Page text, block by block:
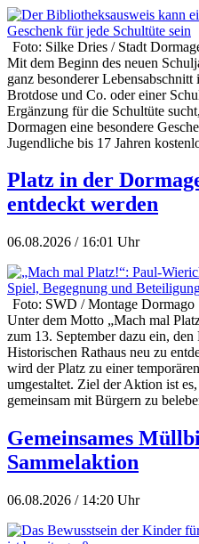
Foto: Silke Dries / Stadt
Mit dem Beginn des neuen
ganz besonderer
Brotdose und Co. oder einer
Ergänzung für die Schultüte
Dormagen eine besondere
Jugendliche bis 17 Jahren
Platz in der
entdeckt werden
06.08.2026 / 16:01 Uhr
Foto: SWD / Montage Dormago
Unter dem Motto „Mach mal
zum 13. September dazu ein,
Historischen Rathaus neu zu
wird der Platz zu einer
umgestaltet. Ziel der Aktion ist
gemeinsam mit Bürgern zu
Gemeinsames
Sammelaktion
06.08.2026 / 14:20 Uhr